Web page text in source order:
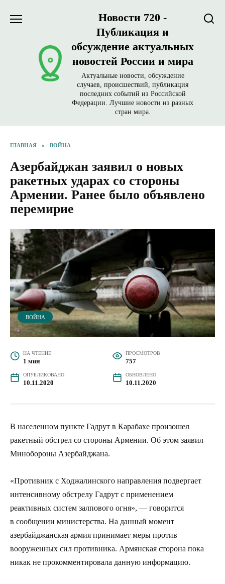
Новости 720 -
Публикация и
обсуждение актуальных
новостей России и мира
Актуальные новости, обсуждение
случаев, происшествий, публикация
последних событий из Российской
Федерации. Лучшие новости из разных
стран мира.
ГЛАВНАЯ » ВОЙНА
Азербайджан заявил о новых
ракетных ударах со стороны
Армении. Ранее было объявлено
перемирие
ВОЙНА
НА ЧТЕНИЕ
1 мин
ПРОСМОТРОВ
757
ОПУБЛИКОВАНО
10.11.2020
ОБНОВЛЕНО
10.11.2020
В населенном пункте Гадрут в Карабахе произошел
ракетный обстрел со стороны Армении. Об этом заявил
Минобороны Азербайджана.
«Противник с Ходжалинского направления подвергает
интенсивному обстрелу Гадрут с применением
реактивных систем залпового огня», — говорится
в сообщении министерства. На данный момент
азербайджанская армия принимает меры против
вооруженных сил противника. Армянская сторона пока
никак не прокомментировала данную информацию.